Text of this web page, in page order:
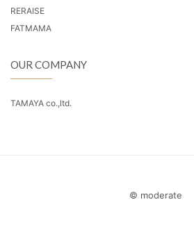
RERAISE
FATMAMA
OUR COMPANY
TAMAYA co.,ltd.
© moderate